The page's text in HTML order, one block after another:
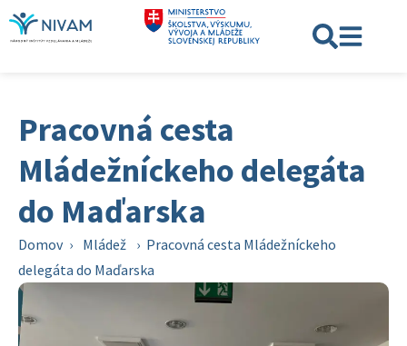
Pracovná cesta
Mládežníckeho delegáta
do Maďarska
Domov › Mládež › Pracovná cesta Mládežníckeho
delegáta do Maďarska